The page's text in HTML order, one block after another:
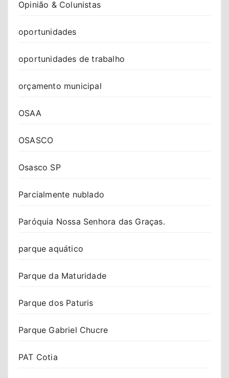
Opinião & Colunistas
oportunidades
oportunidades de trabalho
orçamento municipal
OSAA
OSASCO
Osasco SP
Parcialmente nublado
Paróquia Nossa Senhora das Graças.
parque aquático
Parque da Maturidade
Parque dos Paturis
Parque Gabriel Chucre
PAT Cotia